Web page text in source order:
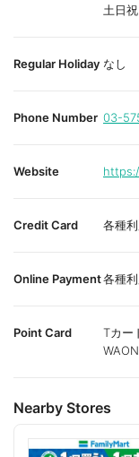
土日
Regular Holiday なし
Phone Number 03-
Website
Credit Card 各種
Online Payment各種
Point Card
Tカー
Nearby Stores